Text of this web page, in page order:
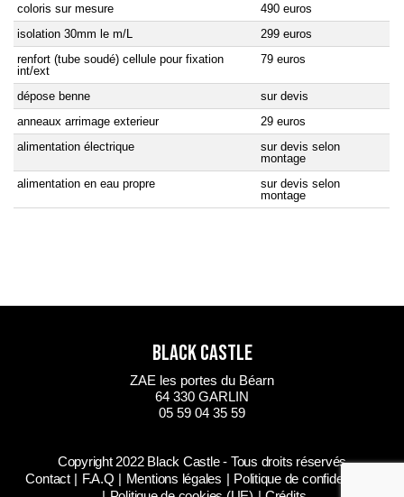
coloris sur mesure
490 euros
isolation 30mm le m/L
299 euros
renfort (tube soudé) cellule pour fixation
int/ext
79 euros
dépose benne
sur devis
anneaux arrimage exterieur
29 euros
alimentation électrique
sur devis selon
montage
alimentation en eau propre
sur devis selon
montage
BLACK CASTLE
ZAE les portes du Béarn
64 330 GARLIN
05 59 04 35 59
Copyright 2022 Black Castle - Tous droits réservés
Contact
F.A.Q Mentions légales
Politique de confidentialité